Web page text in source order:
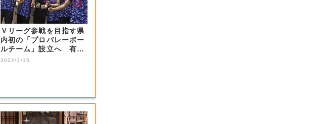
Ｖリーグ参戦を目指す県
内初の「プロバレーボー
ルチーム」設立へ 有望
選手などの受け...
2022/1/15